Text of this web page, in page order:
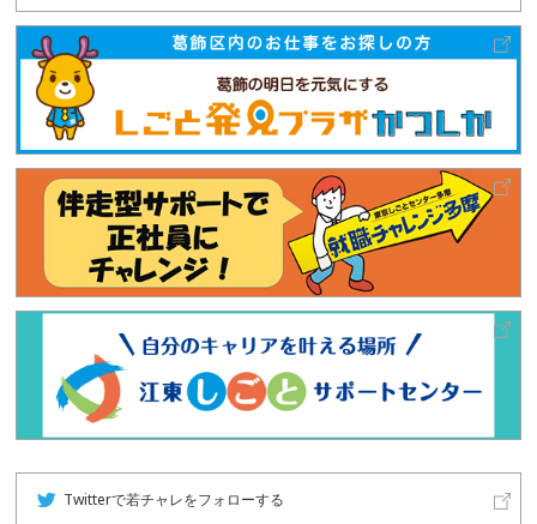
Twitterで若チャレをフォローする